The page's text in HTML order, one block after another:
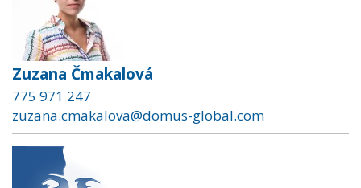
Zuzana Čmakalová
775 971 247
zuzana.cmakalova@domus-global.com